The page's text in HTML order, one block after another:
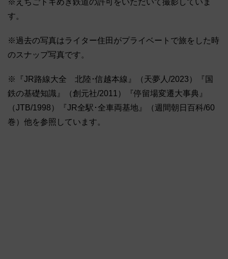
※えちごトキめき鉄道の許可をいただいて撮影していま
す。
※過去の写真はライター住田がプライベートで旅をした時
のスナップ写真です。
※『JR路線大全 北陸･信越本線』（天夢人/2023）『国
鉄の基礎知識』（創元社/2011）『停留場変遷大事典』
（JTB/1998）『JR全駅･全車両基地』（週間朝日百科/60
巻）他を参照しています。